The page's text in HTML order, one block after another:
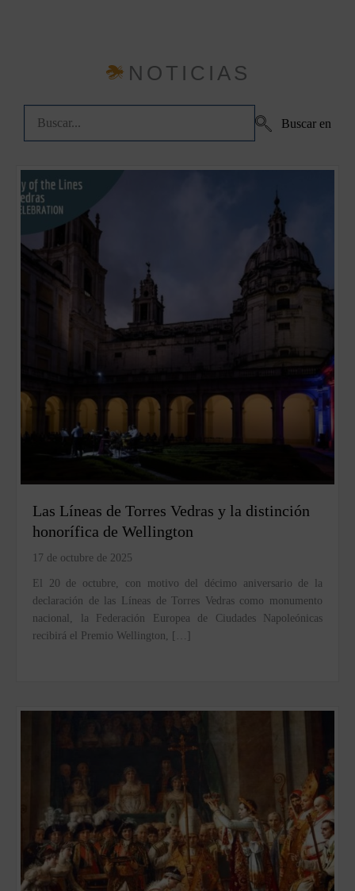
NOTICIAS
Buscar en
Las Líneas de Torres Vedras y la distinción
honorífica de Wellington
17 de octubre de 2025
El 20 de octubre, con motivo del décimo aniversario de la
declaración de las Líneas de Torres Vedras como monumento
nacional, la Federación Europea de Ciudades Napoleónicas
recibirá el Premio Wellington, […]